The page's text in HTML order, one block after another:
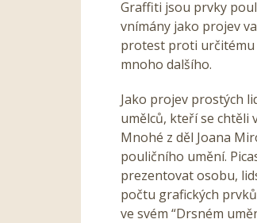
Graffiti jsou prvky
vnímány jako projev
protest proti určitému
mnoho dalšího.
Jako projev prostých
umělců, kteří se chtěli
Mnohé z děl Joana
pouličního umění.
prezentovat osobu,
počtu grafických
ve svém “Drsném